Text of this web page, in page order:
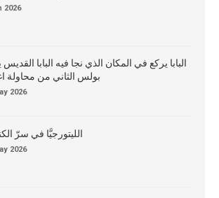
2026
البابا يركع في المكان الذي نجا فيه البابا القديس
بولس الثاني من محاولة
2026
الليتورجيَّا في سرّ
2026